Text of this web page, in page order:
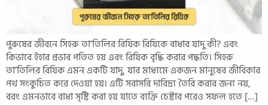
পুরুষের জীবনে সিহরু তা’তিলির রিযিক রিযিকে বাধার যাদু কী? এবং
কিভাবে ইহার প্রভাব পতিত হয় এবং রিযিক বৃদ্ধি করার পদ্ধতি। সিহরু
তা’তিলির রিযিক এমন একটি যাদু, যার মাধ্যমে একজন মানুষের জীবিকার
পথ সংকুচিত করে দেওয়া হয়। এটি সরাসরি দারিদ্র্য তৈরি করার জন্য নয়,
বরং এমনভাবে বাধা সৃষ্টি করা হয় যাতে ব্যক্তি চেষ্টার পরেও সফল হতে […]